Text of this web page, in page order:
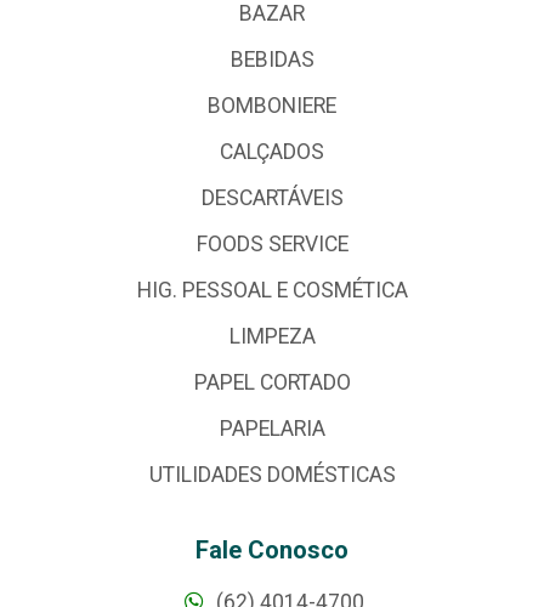
BAZAR
BEBIDAS
BOMBONIERE
CALÇADOS
DESCARTÁVEIS
FOODS SERVICE
HIG. PESSOAL E COSMÉTICA
LIMPEZA
PAPEL CORTADO
PAPELARIA
UTILIDADES DOMÉSTICAS
Fale Conosco